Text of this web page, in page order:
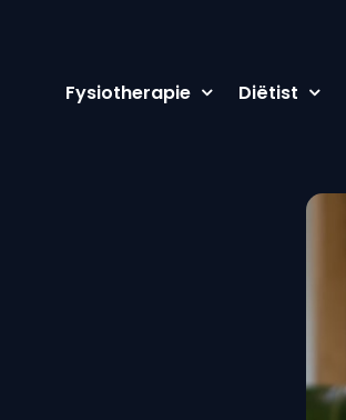
Fysiotherapie Diëtist